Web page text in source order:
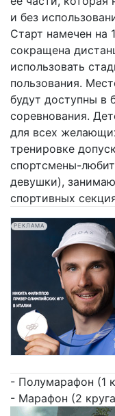
и без
Старт намечен на
сокращена
использовать
пользования.
будут доступны в
соревнования.
для всех
тренировке
спортсмены-
девушки),
спортивных
РЕКЛАМА
- Полумарафон (1
- Марафон (2